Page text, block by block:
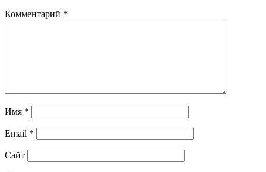
Комментарий *
Имя *
Email *
Сайт